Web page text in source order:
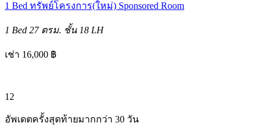
1 Bed ทรัพย์โครงการ(ใหม่) Sponsored Room
1 Bed 27 ตรม. ชั้น 18 LH
เช่า 16,000 ฿
12
อัพเดตครั้งสุดท้ายมากกว่า 30 วัน